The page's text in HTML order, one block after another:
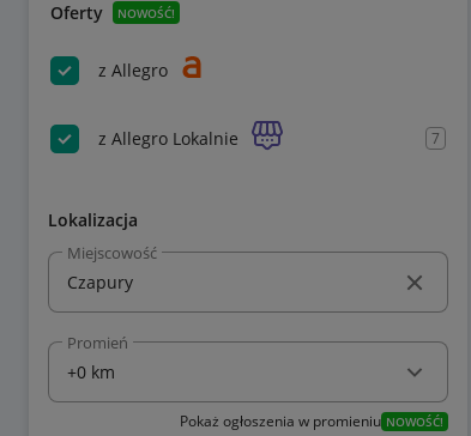
Oferty NOWOŚĆ!
z Allegro
z Allegro Lokalnie 7
Lokalizacja
Miejscowość
Promień
Pokaż ogłoszenia w promieniu NOWOŚĆ!